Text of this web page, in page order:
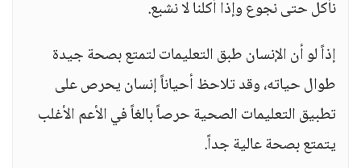
نأكل حتى نجوع وإذا أكلنا لا نشبع.
إذاً لو أن الإنسان طبق التعليمات لتمتع بصحة جيدة
طوال حياته، وقد تلاحظ أحياناً إنسان يحرص على
تطبيق التعليمات الصحية حرصاً بالغاً في الأعم الأغلب
يتمتع بصحة عالية جداً.